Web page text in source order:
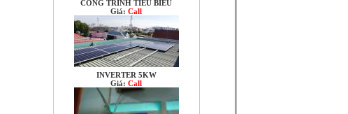
INVERTER 5KW
Giá:Call